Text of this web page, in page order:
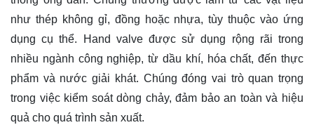
như thép không gỉ, đồng hoặc nhựa, tùy thuộc vào ứng
dụng cụ thể. Hand valve được sử dụng rộng rãi trong
nhiều ngành công nghiệp, từ dầu khí, hóa chất, đến thực
phẩm và nước giải khát. Chúng đóng vai trò quan trọng
trong việc kiểm soát dòng chảy, đảm bảo an toàn và hiệu
quả cho quá trình sản xuất.